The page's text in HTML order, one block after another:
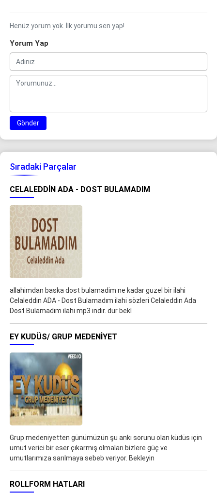
Henüz yorum yok. İlk yorumu sen yap!
Yorum Yap
Gönder
Sıradaki Parçalar
CELALEDDIN ADA - DOST BULAMADIM
allahimdan baska dost bulamadim ne kadar guzel bir ilahi
Celaleddin ADA - Dost Bulamadım ilahi sözleri Celaleddin Ada
Dost Bulamadım ilahi mp3 indir. dur bekl
EY KUDÜS/ GRUP MEDENIYET
Grup medeniyetten günümüzün şu ankı sorunu olan küdüs için
umut verici bir eser çıkarmış olmaları bizlere güç ve
umutlarımıza sarılmaya sebeb veriyor. Bekleyin
ROLLFORM HATLARI